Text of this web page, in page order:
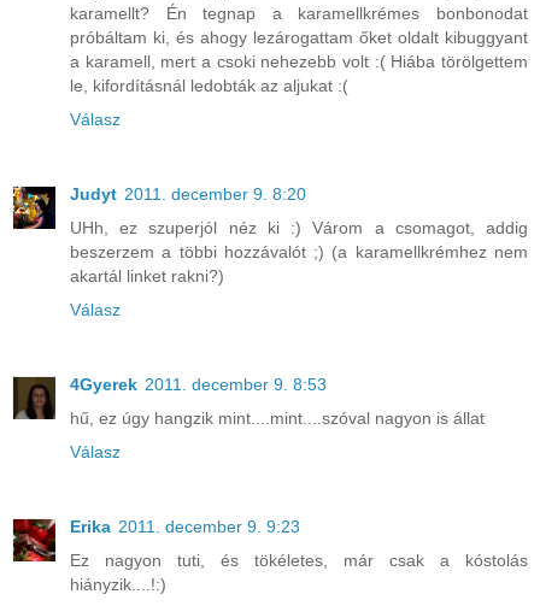
karamellt? Én tegnap a karamellkrémes bonbonodat
próbáltam ki, és ahogy lezárogattam őket oldalt kibuggyant
a karamell, mert a csoki nehezebb volt :( Hiába törölgettem
le, kifordításnál ledobták az aljukat :(
Válasz
Judyt 2011. december 9. 8:20
UHh, ez szuperjól néz ki :) Várom a csomagot, addig
beszerzem a többi hozzávalót ;) (a karamellkrémhez nem
akartál linket rakni?)
Válasz
4Gyerek 2011. december 9. 8:53
hű, ez úgy hangzik mint....mint....szóval nagyon is állat
Válasz
Erika 2011. december 9. 9:23
Ez nagyon tuti, és tökéletes, már csak a kóstolás
hiányzik....!:)